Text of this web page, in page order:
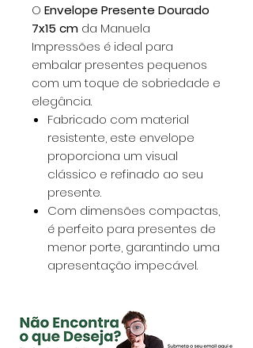
O Envelope Presente Dourado
7x15 cm da Manuela
Impressões é ideal para
embalar presentes pequenos
com um toque de sobriedade e
elegância.
Fabricado com material
resistente, este envelope
proporciona um visual
clássico e refinado ao seu
presente.
Com dimensões compactas,
é perfeito para presentes de
menor porte, garantindo uma
apresentação impecável.